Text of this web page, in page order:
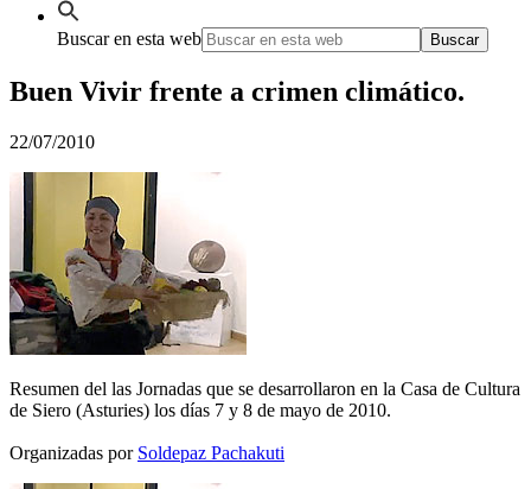
Buscar en esta web
Buen Vivir frente a crimen climático.
22/07/2010
Resumen del las Jornadas que se desarrollaron en la Casa de Cultura
de Siero (Asturies) los días 7 y 8 de mayo de 2010.
Organizadas por Soldepaz Pachakuti